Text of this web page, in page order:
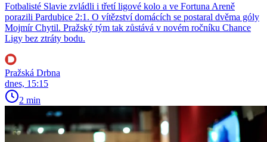
Fotbalisté Slavie zvládli i třetí ligové kolo a ve Fortuna Areně
porazili Pardubice 2:1. O vítězství domácích se postaral dvěma góly
Mojmír Chytil. Pražský tým tak zůstává v novém ročníku Chance
Ligy bez ztráty bodu.
Pražská Drbna
dnes, 15:15
2 min